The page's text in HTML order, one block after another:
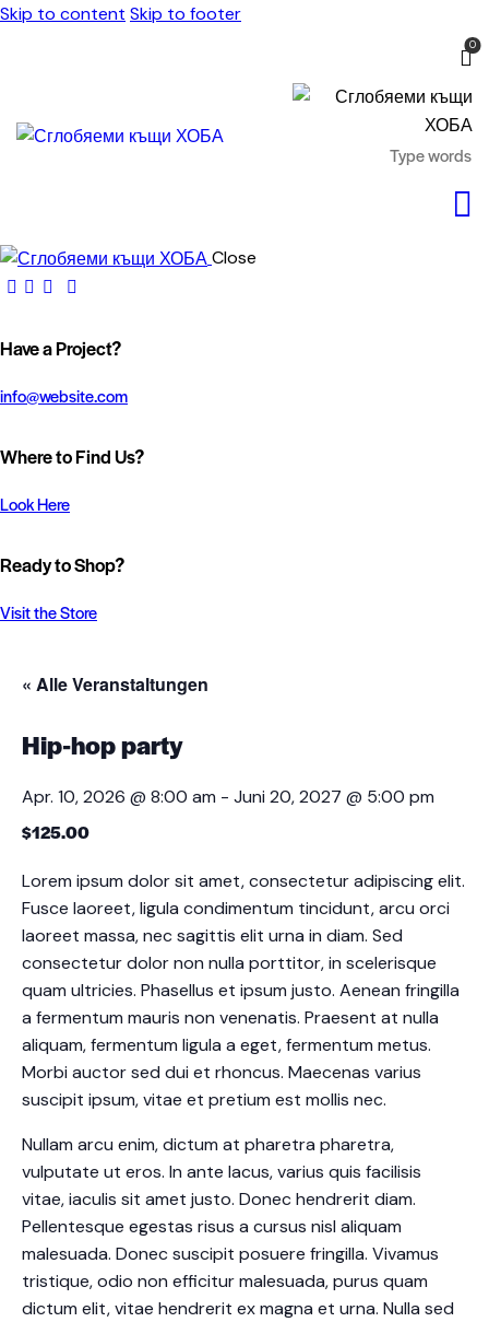
Skip to content Skip to footer
0
Close
Have a Project?
info@website.com
Where to Find Us?
Look Here
Ready to Shop?
Visit the Store
« Alle Veranstaltungen
Hip-hop party
Apr. 10, 2026 @ 8:00 am - Juni 20, 2027 @ 5:00 pm
$125.00
Lorem ipsum dolor sit amet, consectetur adipiscing elit.
Fusce laoreet, ligula condimentum tincidunt, arcu orci
laoreet massa, nec sagittis elit urna in diam. Sed
consectetur dolor non nulla porttitor, in scelerisque
quam ultricies. Phasellus et ipsum justo. Aenean fringilla
a fermentum mauris non venenatis. Praesent at nulla
aliquam, fermentum ligula a eget, fermentum metus.
Morbi auctor sed dui et rhoncus. Maecenas varius
suscipit ipsum, vitae et pretium est mollis nec.
Nullam arcu enim, dictum at pharetra pharetra,
vulputate ut eros. In ante lacus, varius quis facilisis
vitae, iaculis sit amet justo. Donec hendrerit diam.
Pellentesque egestas risus a cursus nisl aliquam
malesuada. Donec suscipit posuere fringilla. Vivamus
tristique, odio non efficitur malesuada, purus quam
dictum elit, vitae hendrerit ex magna et urna. Nulla sed